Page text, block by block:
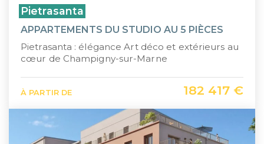
Pietrasanta
APPARTEMENTS DU STUDIO AU 5 PIÈCES
Pietrasanta : élégance Art déco et extérieurs au
cœur de Champigny-sur-Marne
À PARTIR DE 182 417 €